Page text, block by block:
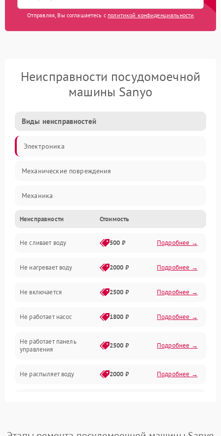
Отправляя, Вы соглашаетесь с политикой конфиденциальности
Неисправности посудомоечной
машины Sanyo
Виды неисправностей
Электроника
Механические повреждения
Механика
Управление
Электропитание
Датчики
Нагрев
Вода
Гигиена
Программное обеспечение
Неисправности Стоимость
Не сливает воду 500 ₽ Подробнее →
Не нагревает воду 2000 ₽ Подробнее →
Не включается 2500 ₽ Подробнее →
Не работает насос 1800 ₽ Подробнее →
Не работает панель
управления
2500 ₽ Подробнее →
Не распыляет воду 2000 ₽ Подробнее →